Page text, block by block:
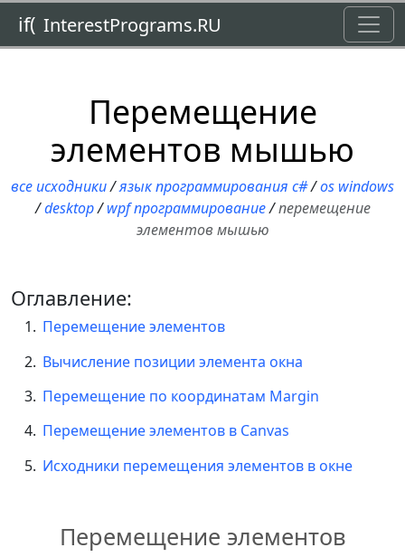
if( InterestPrograms.RU
Перемещение
элементов мышью
все исходники/язык программирования c#/os windows
/desktop/wpf программирование/перемещение
элементов мышью
Оглавление:
Перемещение элементов
Вычисление позиции элемента окна
Перемещение по координатам Margin
Перемещение элементов в Canvas
Исходники перемещения элементов в окне
Перемещение элементов